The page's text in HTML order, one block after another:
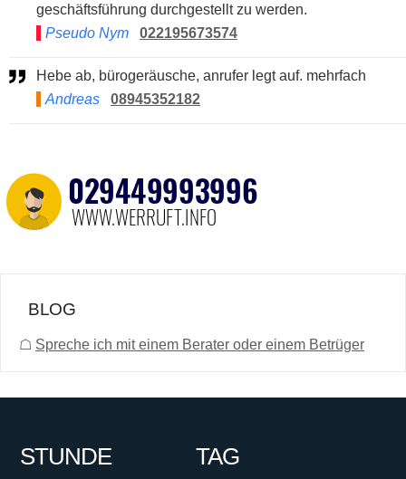
geschäftsführung durchgestellt zu werden.
Pseudo Nym
022195673574
Hebe ab, bürogeräusche, anrufer legt auf. mehrfach
Andreas
08945352182
BLOG
☖ Spreche ich mit einem Berater oder einem Betrüger
STUNDE TAG